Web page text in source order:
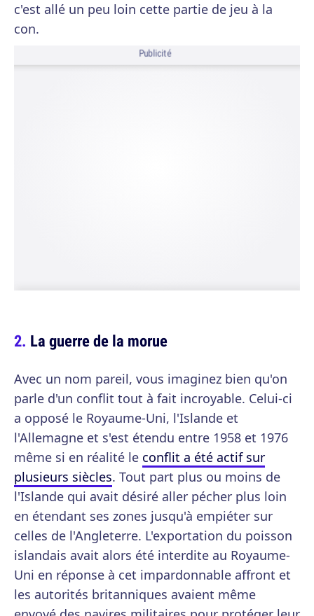
c'est allé un peu loin cette partie de jeu à la
con.
Publicité
La guerre de la morue
Avec un nom pareil, vous imaginez bien qu'on
parle d'un conflit tout à fait incroyable. Celui-ci
a opposé le Royaume-Uni, l'Islande et
l'Allemagne et s'est étendu entre 1958 et 1976
même si en réalité le conflit a été actif sur
plusieurs siècles. Tout part plus ou moins de
l'Islande qui avait désiré aller pécher plus loin
en étendant ses zones jusqu'à empiéter sur
celles de l'Angleterre. L'exportation du poisson
islandais avait alors été interdite au Royaume-
Uni en réponse à cet impardonnable affront et
les autorités britanniques avaient même